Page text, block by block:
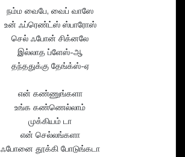
நம்ம வைபே, வைப் வாஸே
உன் ஃப்ரெண்ட்ஸ் ஸ்பாரோஸ்
செல் ஃபோன் சிக்னலே
இல்லாத ப்ளேஸ்-ஆ
தந்ததுக்கு தேங்க்ஸ்-ஏ
என் கண்ணுங்களா
உங்க கண்ணெல்லாம்
முக்கியம் டா
என் செல்லங்களா
ஃபோனை தூக்கி போடுங்கடா